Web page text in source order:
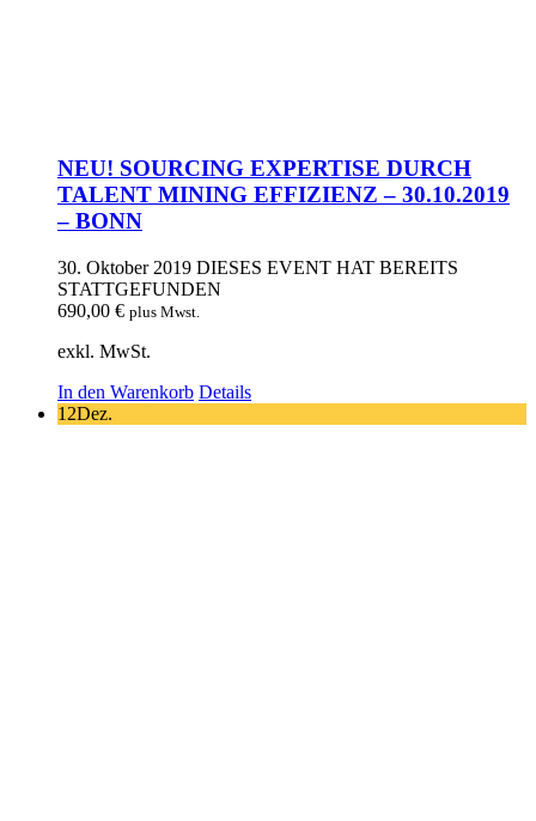
NEU! SOURCING EXPERTISE DURCH
TALENT MINING EFFIZIENZ – 30.10.2019
– BONN
30. Oktober 2019 DIESES EVENT HAT BEREITS
STATTGEFUNDEN
690,00 € plus Mwst.
exkl. MwSt.
In den Warenkorb Details
12Dez.